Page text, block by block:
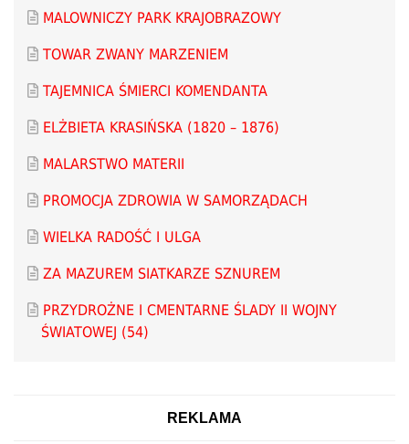
MALOWNICZY PARK KRAJOBRAZOWY
TOWAR ZWANY MARZENIEM
TAJEMNICA ŚMIERCI KOMENDANTA
ELŻBIETA KRASIŃSKA (1820 – 1876)
MALARSTWO MATERII
PROMOCJA ZDROWIA W SAMORZĄDACH
WIELKA RADOŚĆ I ULGA
ZA MAZUREM SIATKARZE SZNUREM
PRZYDROŻNE I CMENTARNE ŚLADY II WOJNY
ŚWIATOWEJ (54)
REKLAMA